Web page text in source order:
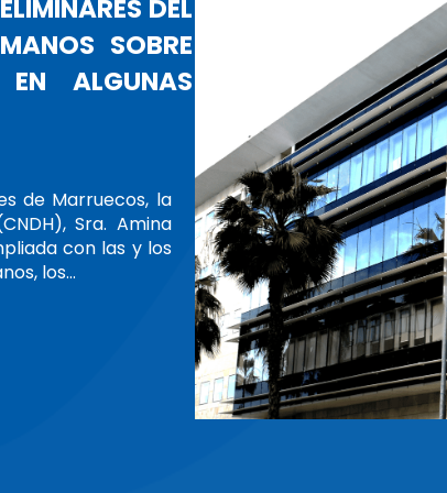
AMINA BOUAYACH, ASUME
DE LA GANHRI
INDH
del Consejo Nacional de Derechos Humanos
mandato como Presidenta de la Alianza Global
Derechos Humanos (GANHRI) el jueves 13 de
reuniones bilaterales con varias…